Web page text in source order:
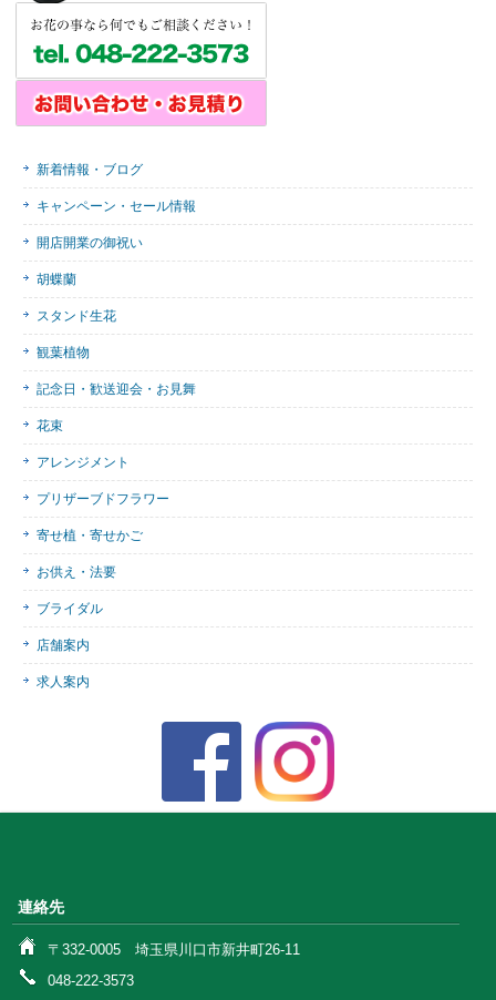
新着情報・ブログ
キャンペーン・セール情報
開店開業の御祝い
胡蝶蘭
スタンド生花
観葉植物
記念日・歓送迎会・お見舞
花束
アレンジメント
プリザーブドフラワー
寄せ植・寄せかご
お供え・法要
ブライダル
店舗案内
求人案内
連絡先
〒332-0005 埼玉県川口市新井町26-11
048-222-3573